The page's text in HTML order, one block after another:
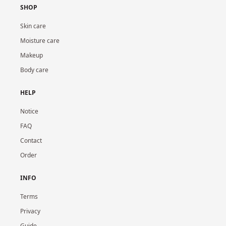
SHOP
Skin care
Moisture care
Makeup
Body care
HELP
Notice
FAQ
Contact
Order
INFO
Terms
Privacy